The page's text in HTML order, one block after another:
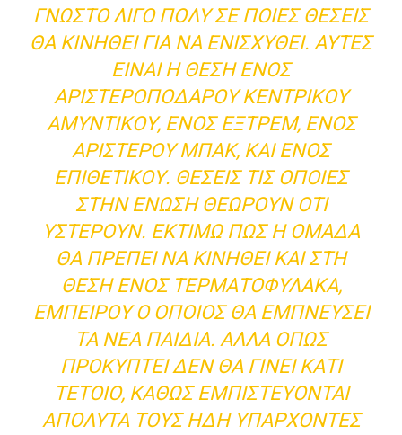
ΓΝΩΣΤΌ ΛΊΓΟ ΠΟΛΎ ΣΕ ΠΟΙΕΣ ΘΈΣΕΙΣ
ΘΑ ΚΙΝΗΘΕΊ ΓΙΑ ΝΑ ΕΝΙΣΧΥΘΕΊ. ΑΥΤΈΣ
ΕΊΝΑΙ Η ΘΈΣΗ ΕΝΌΣ
ΑΡΙΣΤΕΡΟΠΌΔΑΡΟΥ ΚΕΝΤΡΙΚΟΎ
ΑΜΥΝΤΙΚΟΎ, ΕΝΌΣ ΕΞΤΡΈΜ, ΕΝΌΣ
ΑΡΙΣΤΕΡΟΎ ΜΠΑΚ, ΚΑΙ ΕΝΌΣ
ΕΠΙΘΕΤΙΚΟΎ. ΘΈΣΕΙΣ ΤΙΣ ΟΠΟΊΕΣ
ΣΤΗΝ ΈΝΩΣΗ ΘΕΩΡΟΎΝ ΌΤΙ
ΥΣΤΕΡΟΎΝ. ΕΚΤΙΜΏ ΠΩΣ Η ΟΜΆΔΑ
ΘΑ ΠΡΈΠΕΙ ΝΑ ΚΙΝΗΘΕΊ ΚΑΙ ΣΤΗ
ΘΈΣΗ ΕΝΌΣ ΤΕΡΜΑΤΟΦΎΛΑΚΑ,
ΈΜΠΕΙΡΟΥ Ο ΟΠΟΊΟΣ ΘΑ ΕΜΠΝΕΎΣΕΙ
ΤΑ ΝΈΑ ΠΑΙΔΙΆ. ΑΛΛΆ ΌΠΩΣ
ΠΡΟΚΎΠΤΕΙ ΔΕΝ ΘΑ ΓΊΝΕΙ ΚΆΤΙ
ΤΈΤΟΙΟ, ΚΑΘΏΣ ΕΜΠΙΣΤΕΎΟΝΤΑΙ
ΑΠΌΛΥΤΑ ΤΟΥΣ ΉΔΗ ΥΠΆΡΧΟΝΤΕΣ